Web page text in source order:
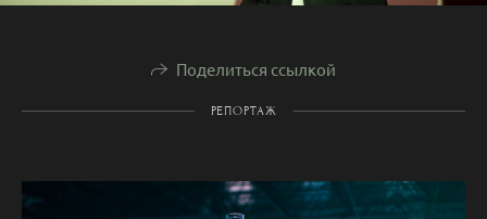
Поделиться ссылкой
РЕПОРТАЖ